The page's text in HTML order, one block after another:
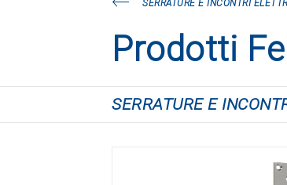
SERRATURE E INCONTRI
Prodotti
SERRATURE E